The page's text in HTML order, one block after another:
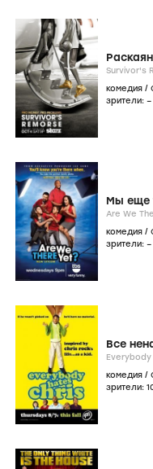
комедия /
зрители: –
Мы еще
комедия /
зрители: –
Все
комедия /
зрители: